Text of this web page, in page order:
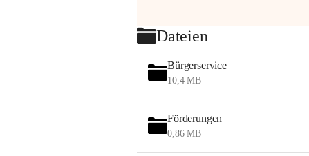
Dateien
Bürgerservice
10,4 MB
Förderungen
0,86 MB